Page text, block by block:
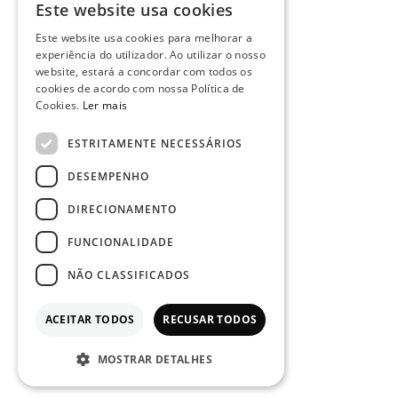
PORTUGUESE
ENGLISH
Este website usa cookies
Este website usa cookies para melhorar a
experiência do utilizador. Ao utilizar o nosso
website, estará a concordar com todos os
cookies de acordo com nossa Política de
Cookies. Ler mais
ESTRITAMENTE NECESSÁRIOS
DESEMPENHO
DIRECIONAMENTO
FUNCIONALIDADE
NÃO CLASSIFICADOS
ACEITAR TODOS RECUSAR TODOS
MOSTRAR DETALHES